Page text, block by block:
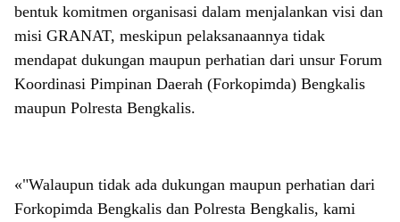
bentuk komitmen organisasi dalam menjalankan visi dan
misi GRANAT, meskipun pelaksanaannya tidak
mendapat dukungan maupun perhatian dari unsur Forum
Koordinasi Pimpinan Daerah (Forkopimda) Bengkalis
maupun Polresta Bengkalis.
«"Walaupun tidak ada dukungan maupun perhatian dari
Forkopimda Bengkalis dan Polresta Bengkalis, kami